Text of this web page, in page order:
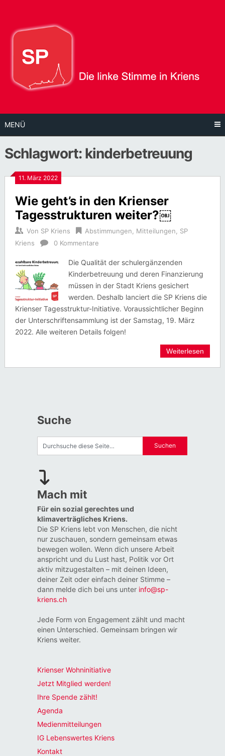
Inhalt
MENÜ
Schlagwort: kinderbetreuung
11. März 2022
Wie geht’s in den Krienser
Tagesstrukturen weiter?￼
Von SP Kriens Abstimmungen Mitteilungen
SP
Kriens
0 Kommentare
Die Qualität der schulergänzenden
Kinderbetreuung und deren Finanzierung
müssen in der Stadt Kriens gesichert
werden. Deshalb lanciert die SP Kriens die
Krienser Tagesstruktur-Initiative. Voraussichtlicher Beginn
der Unterschriftensammlung ist der Samstag, 19. März
2022. Alle weiteren Details folgen!
Weiterlesen
Suche
Mach mit
Für ein sozial gerechtes und
klimaverträgliches Kriens.
Die SP Kriens lebt von Menschen, die nicht
nur zuschauen, sondern gemeinsam etwas
bewegen wollen. Wenn dich unsere Arbeit
anspricht und du Lust hast, Politik vor Ort
aktiv mitzugestalten – mit deinen Ideen,
deiner Zeit oder einfach deiner Stimme –
dann melde dich bei uns unter info@sp-
kriens.ch
Jede Form von Engagement zählt und macht
einen Unterschied. Gemeinsam bringen wir
Kriens weiter.
Krienser Wohninitiative
Jetzt Mitglied werden!
Ihre Spende zählt!
Agenda
Medienmitteilungen
IG Lebenswertes Kriens
Kontakt